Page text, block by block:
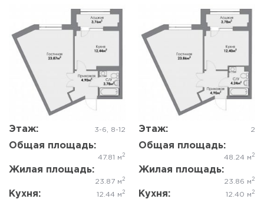
Этаж: 3-6, 8-12
Общая площадь:
47.81 м 2
Жилая площадь:
23.87 м 2
Кухня: 12.44 м 2
Да, удалить Отмена
Этаж: 2
Общая площадь:
48.24 м 2
Жилая площадь:
23.86 м 2
Кухня: 12.40 м 2
Да, удалить Отмена